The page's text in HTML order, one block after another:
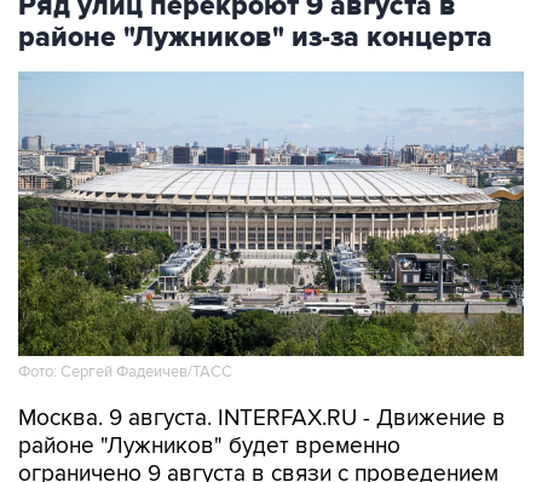
районе "Лужников" из-за концерта
Фото: Сергей Фадеичев/ТАСС
Москва. 9 августа. INTERFAX.RU - Движение в
районе "Лужников" будет временно
ограничено 9 августа в связи с проведением